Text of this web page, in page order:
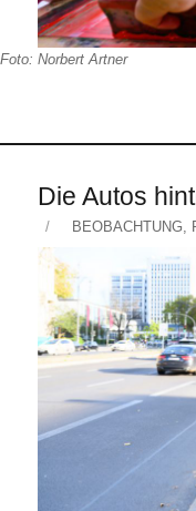
Foto: Norbert Artner
Die Autos
Veröffentlicht
am
KATEGORIEN
BEOBACHTUNG